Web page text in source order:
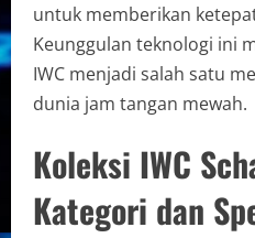
untuk memberikan
Keunggulan teknologi ini
IWC menjadi salah satu
dunia jam tangan mewah.
Koleksi IWC
Kategori dan